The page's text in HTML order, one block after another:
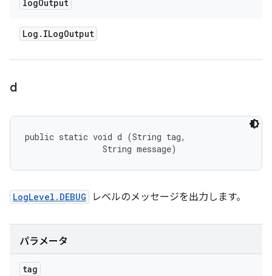
logOutput
Log . ILogOutput
d
public static void d (String tag,
                String message)
LogLevel.DEBUG レベルのメッセージを出力します。
パラメータ
tag